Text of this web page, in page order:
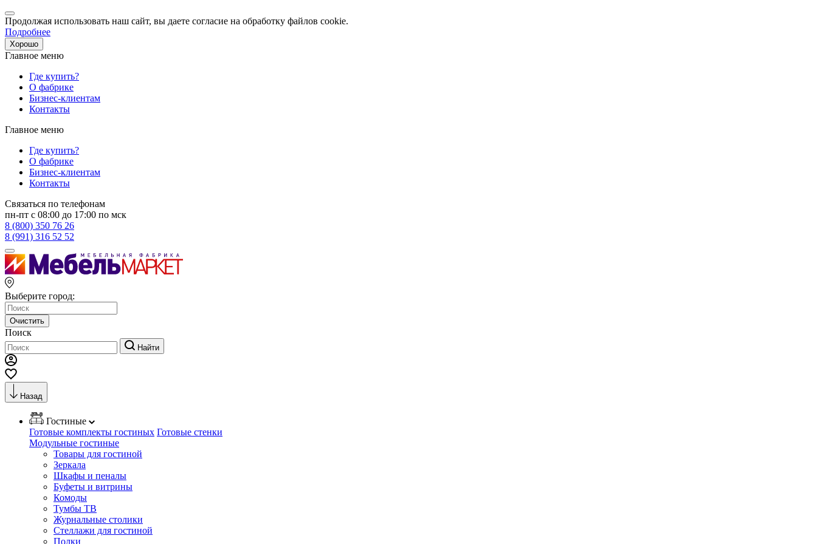
Продолжая использовать наш сайт, вы даете согласие на обработку файлов cookie.
Подробнее
Хорошо
Главное меню
Где купить?
О фабрике
Бизнес-клиентам
Контакты
Главное меню
Где купить?
О фабрике
Бизнес-клиентам
Контакты
Связаться по телефонам
пн-пт с 08:00 до 17:00 по мск
8 (800) 350 76 26
8 (991) 316 52 52
Выберите город:
Очистить
Поиск
Найти
Назад
Гостиные
Готовые комплекты гостиных Готовые стенки
Модульные гостиные
Товары для гостиной
Зеркала
Шкафы и пеналы
Буфеты и витрины
Комоды
Тумбы ТВ
Журнальные столики
Стеллажи для гостиной
Полки